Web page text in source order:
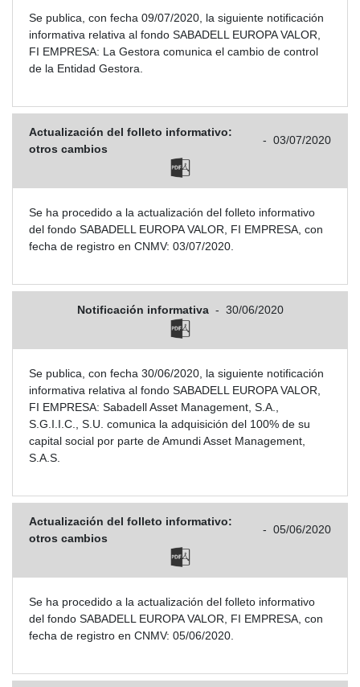
Se publica, con fecha 09/07/2020, la siguiente notificación
informativa relativa al fondo SABADELL EUROPA VALOR,
FI EMPRESA: La Gestora comunica el cambio de control
de la Entidad Gestora.
Actualización del folleto informativo:
otros cambios
- 03/07/2020
Se ha procedido a la actualización del folleto informativo
del fondo SABADELL EUROPA VALOR, FI EMPRESA, con
fecha de registro en CNMV: 03/07/2020.
Notificación informativa - 30/06/2020
Se publica, con fecha 30/06/2020, la siguiente notificación
informativa relativa al fondo SABADELL EUROPA VALOR,
FI EMPRESA: Sabadell Asset Management, S.A.,
S.G.I.I.C., S.U. comunica la adquisición del 100% de su
capital social por parte de Amundi Asset Management,
S.A.S.
Actualización del folleto informativo:
otros cambios
- 05/06/2020
Se ha procedido a la actualización del folleto informativo
del fondo SABADELL EUROPA VALOR, FI EMPRESA, con
fecha de registro en CNMV: 05/06/2020.